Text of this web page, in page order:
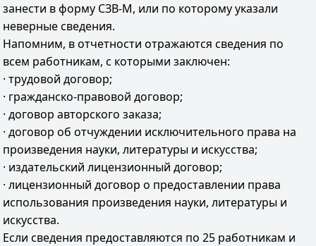
занести в форму СЗВ-М, или по которому указали
неверные сведения.
Напомним, в отчетности отражаются сведения по
всем работникам, с которыми заключен:
· трудовой договор;
· гражданско-правовой договор;
· договор авторского заказа;
· договор об отчуждении исключительного права на
произведения науки, литературы и искусства;
· издательский лицензионный договор;
· лицензионный договор о предоставлении права
использования произведения науки, литературы и
искусства.
Если сведения предоставляются по 25 работникам и